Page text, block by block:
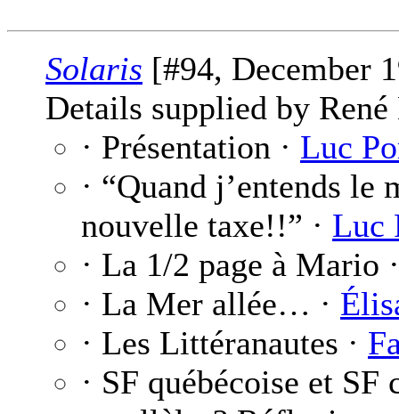
Solaris [#94, December
Details supplied by
· Présentation · Luc
· “Quand j’entends
nouvelle taxe!!” · Luc
· La 1/2 page à Mario
· La Mer allée… ·
· Les Littéranautes ·
· SF québécoise et